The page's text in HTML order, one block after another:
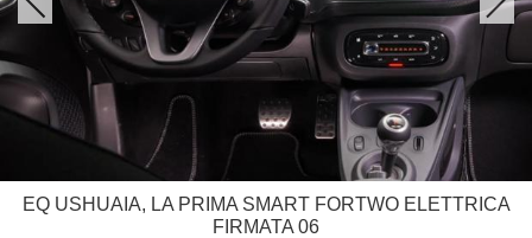
EQ USHUAIA, LA PRIMA SMART FORTWO ELETTRICA
FIRMATA 06